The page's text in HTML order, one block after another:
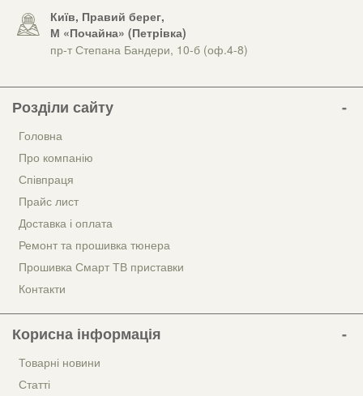
Київ, Правий берег,
М «Почайна» (Петрiвка)
пр-т Степана Бандери, 10-б (оф.4-8)
Розділи сайту
Головна
Про компанію
Співпраця
Прайс лист
Доставка і оплата
Ремонт та прошивка тюнера
Прошивка Смарт ТВ приставки
Контакти
Корисна інформація
Товарні новини
Статті